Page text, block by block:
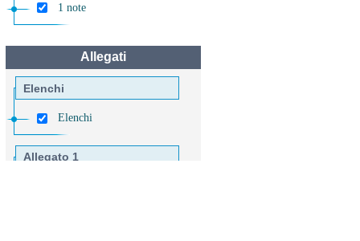
1 note
Allegati
Elenchi
Elenchi
Allegato 1